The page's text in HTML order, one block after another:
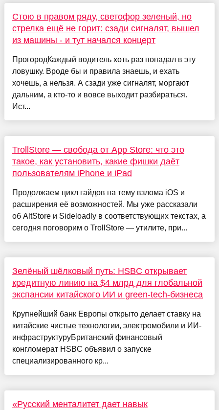
Стою в правом ряду, светофор зеленый, но
стрелка ещё не горит: сзади сигналят, вышел
из машины - и тут начался концерт
ПрогородКаждый водитель хоть раз попадал в эту
ловушку. Вроде бы и правила знаешь, и ехать
хочешь, а нельзя. А сзади уже сигналят, моргают
дальним, а кто-то и вовсе выходит разбираться.
Ист...
TrollStore — свобода от App Store: что это
такое, как установить, какие фишки даёт
пользователям iPhone и iPad
Продолжаем цикл гайдов на тему взлома iOS и
расширения её возможностей. Мы уже рассказали
об AltStore и Sideloadly в соответствующих текстах, а
сегодня поговорим о TrollStore — утилите, при...
Зелёный шёлковый путь: HSBC открывает
кредитную линию на $4 млрд для глобальной
экспансии китайского ИИ и green-tech-бизнеса
Крупнейший банк Европы открыто делает ставку на
китайские чистые технологии, электромобили и ИИ-
инфраструктуруБританский финансовый
конгломерат HSBC объявил о запуске
специализированного кр...
«Русский менталитет дает навык